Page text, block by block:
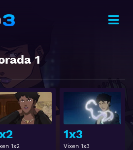
1
1x2
1x3
Vixen 1x3